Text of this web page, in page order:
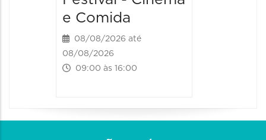
e Comida
08/08/2026 até
08/08/2026
09:00 às 16:00